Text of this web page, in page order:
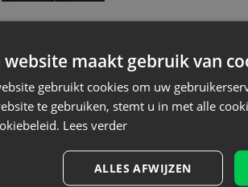
bieden we zakjes die
op de verschillende
van onze klanten.
zakjes
website maakt gebruik van
gebruikt cookies om uw
te gebruiken, stemt u in met alle
Lees verder
ALLES AFWIJZEN